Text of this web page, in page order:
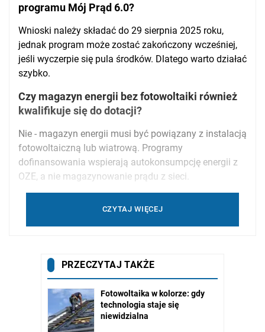
programu Mój Prąd 6.0?
Wnioski należy składać do 29 sierpnia 2025 roku,
jednak program może zostać zakończony wcześniej,
jeśli wyczerpie się pula środków. Dlatego warto działać
szybko.
Czy magazyn energii bez fotowoltaiki również
kwalifikuje się do dotacji?
Nie - magazyn energii musi być powiązany z instalacją
fotowoltaiczną lub wiatrową. Programy
dofinansowania wspierają autokonsumpcję energii z
OZE, a nie magazynowanie prądu z sieci.
CZYTAJ WIĘCEJ